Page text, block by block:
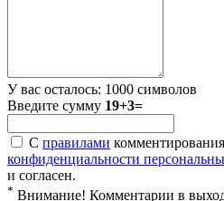
У вас осталось: 1000 символов
Введите сумму 19+3=
С правилами
конфиденциальности
и согласен.
* Внимание! Комментарии в